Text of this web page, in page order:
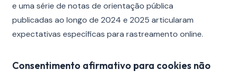
e uma série de notas de orientação pública
publicadas ao longo de 2024 e 2025 articularam
expectativas específicas para rastreamento online.
Consentimento afirmativo para cookies não